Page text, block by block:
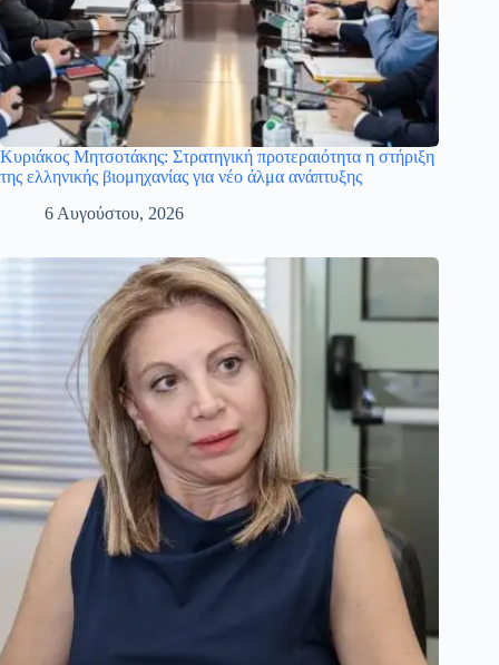
Κυριάκος Μητσοτάκης: Στρατηγική προτεραιότητα η στήριξη
της ελληνικής βιομηχανίας για νέο άλμα ανάπτυξης
6 Αυγούστου, 2026